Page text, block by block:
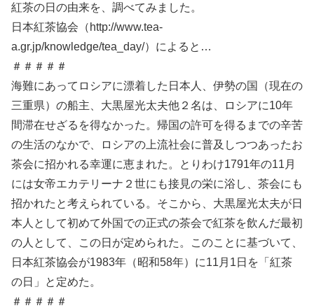
紅茶の日の由来を、調べてみました。
日本紅茶協会（http://www.tea-
a.gr.jp/knowledge/tea_day/）によると…
＃＃＃＃＃
海難にあってロシアに漂着した日本人、伊勢の国（現在の
三重県）の船主、大黒屋光太夫他２名は、ロシアに10年
間滞在せざるを得なかった。帰国の許可を得るまでの辛苦
の生活のなかで、ロシアの上流社会に普及しつつあったお
茶会に招かれる幸運に恵まれた。とりわけ1791年の11月
には女帝エカテリーナ２世にも接見の栄に浴し、茶会にも
招かれたと考えられている。そこから、大黒屋光太夫が日
本人として初めて外国での正式の茶会で紅茶を飲んだ最初
の人として、この日が定められた。このことに基づいて、
日本紅茶協会が1983年（昭和58年）に11月1日を「紅茶
の日」と定めた。
＃＃＃＃＃